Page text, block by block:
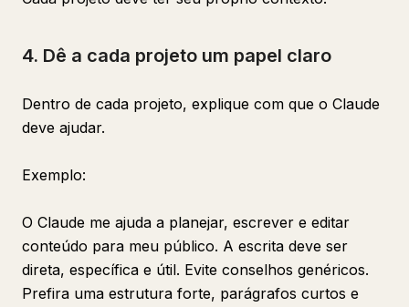
4. Dê a cada projeto um papel claro
Dentro de cada projeto, explique com que o Claude
deve ajudar.
Exemplo:
O Claude me ajuda a planejar, escrever e editar
conteúdo para meu público. A escrita deve ser
direta, específica e útil. Evite conselhos genéricos.
Prefira uma estrutura forte, parágrafos curtos e